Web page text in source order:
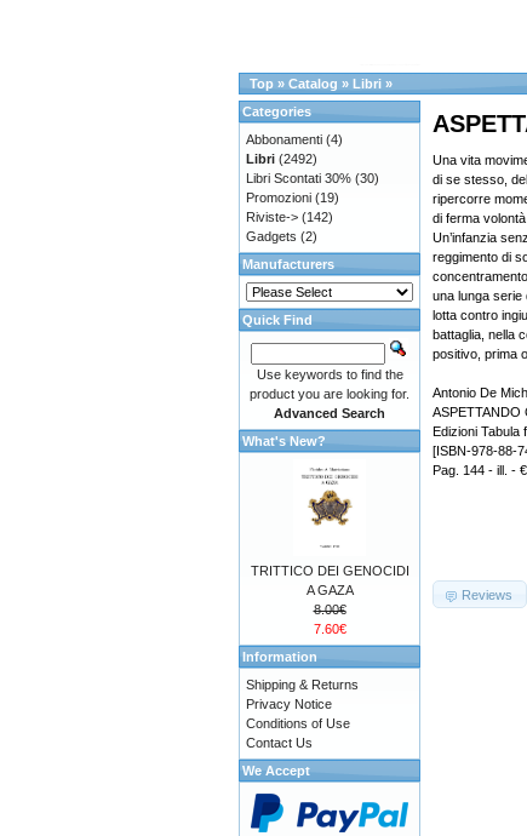
Top » Catalog » Libri »
Una vita
di se stesso,
ripercorre
di ferma
Un’infanzia
reggimento di
una lunga serie
lotta contro
battaglia, nella
positivo, prima
Antonio De
ASPETTANDO
Edizioni Tabula
[ISBN-978-88-
Pag. 144 - ill. -
Reviews
Categories
Abbonamenti (4)
Libri (2492)
Libri Scontati 30% (30)
Promozioni (19)
Riviste-> (142)
Gadgets (2)
Manufacturers
Quick Find
Use keywords to find the
product you are looking for.
Advanced Search
What's New?
TRITTICO DEI GENOCIDI
A GAZA
8.00€
7.60€
Information
Shipping & Returns
Privacy Notice
Conditions of Use
Contact Us
We Accept